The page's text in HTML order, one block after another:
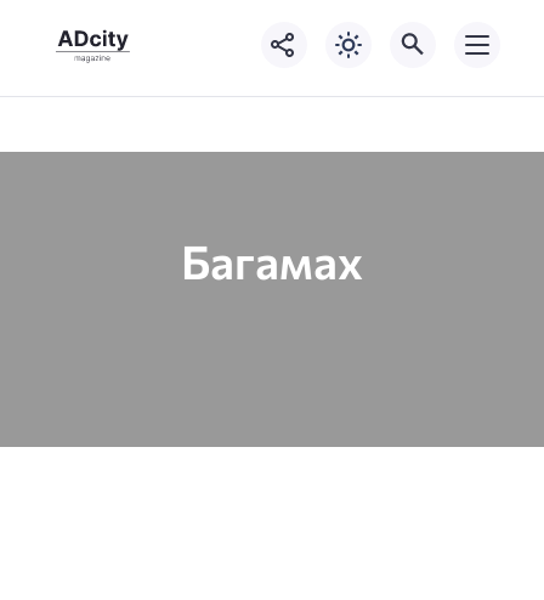
Багамах